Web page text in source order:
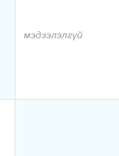
мэдээлэлгүй